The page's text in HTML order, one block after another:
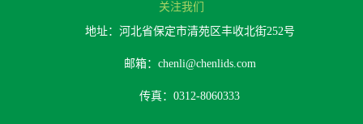
关注我们
地址：河北省保定市清苑区丰收北街252号
邮箱：chenli@chenlids.com
传真：0312-8060333